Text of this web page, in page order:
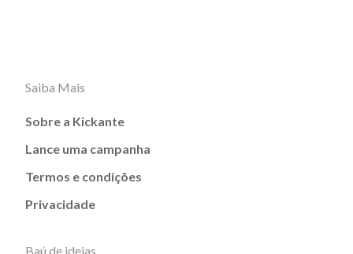
Saiba Mais
Sobre a Kickante
Lance uma campanha
Termos e condições
Privacidade
Baú de ideias